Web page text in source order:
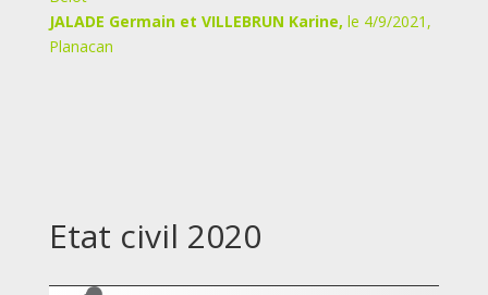
JALADE Germain et VILLEBRUN Karine, le 4/9/2021,
Planacan
Etat civil 2020